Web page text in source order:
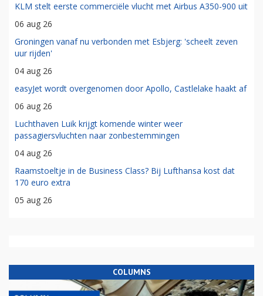
KLM stelt eerste commerciële vlucht met Airbus A350-900 uit
06 aug 26
Groningen vanaf nu verbonden met Esbjerg: 'scheelt zeven
uur rijden'
04 aug 26
easyJet wordt overgenomen door Apollo, Castlelake haakt af
06 aug 26
Luchthaven Luik krijgt komende winter weer
passagiersvluchten naar zonbestemmingen
04 aug 26
Raamstoeltje in de Business Class? Bij Lufthansa kost dat
170 euro extra
05 aug 26
COLUMNS